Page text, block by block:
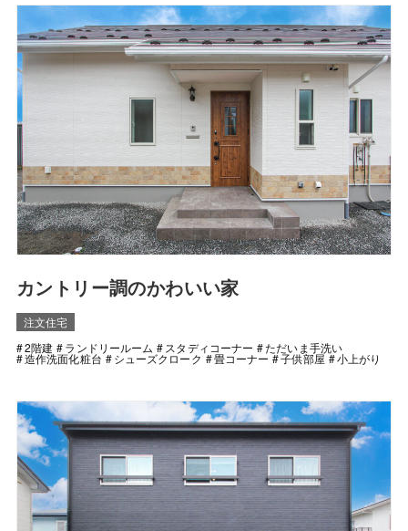
カントリー調のかわいい家
注文住宅
2階建
ランドリールーム スタディコーナー ただいま手洗い
造作洗面化粧台 シューズクローク 畳コーナー 子供部屋 小上がり